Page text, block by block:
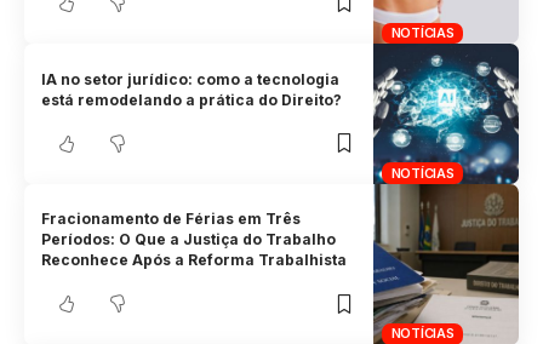
NOTÍCIAS
NOTÍCIAS
IA no setor jurídico: como a tecnologia
está remodelando a prática do Direito?
NOTÍCIAS
Fracionamento de Férias em Três
Períodos: O Que a Justiça do Trabalho
Reconhece Após a Reforma Trabalhista